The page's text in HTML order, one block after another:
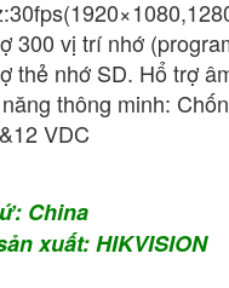
300 vị trí nhớ
thẻ nhớ SD. Hổ trợ
thông minh:
VDC
China
xuất: HIKVISION